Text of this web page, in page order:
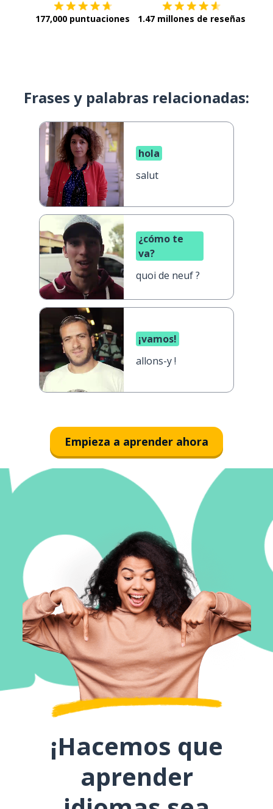
177,000 puntuaciones 1.47 millones de reseñas
Frases y palabras relacionadas:
hola
salut
¿cómo te
va?
quoi de neuf ?
¡vamos!
allons-y !
Empieza a aprender ahora
¡Hacemos que
aprender